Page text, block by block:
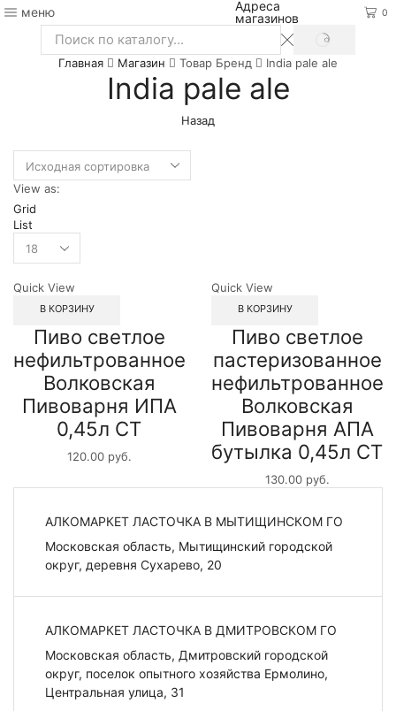
меню
Адреса
магазинов
0
Search
input
SEARCH
Главная Магазин Товар Бренд India pale ale
India pale ale
Назад
View as:
Grid
List
Quick View
В КОРЗИНУ
Пиво светлое
нефильтрованное
Волковская
Пивоварня ИПА
0,45л СТ
120.00 руб.
Quick View
В КОРЗИНУ
Пиво светлое
пастеризованное
нефильтрованное
Волковская
Пивоварня АПА
бутылка 0,45л СТ
130.00 руб.
АЛКОМАРКЕТ ЛАСТОЧКА В МЫТИЩИНСКОМ ГО
Московская область, Мытищинский городской
округ, деревня Сухарево, 20
АЛКОМАРКЕТ ЛАСТОЧКА В ДМИТРОВСКОМ ГО
Московская область, Дмитровский городской
округ, поселок опытного хозяйства Ермолино,
Центральная улица, 31